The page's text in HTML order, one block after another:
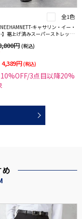
全1色
キャサリン・イー・
】裾上げ済みスーパーストレッチ
円 (税込)
4,389円 (税込)
3点目以降20%